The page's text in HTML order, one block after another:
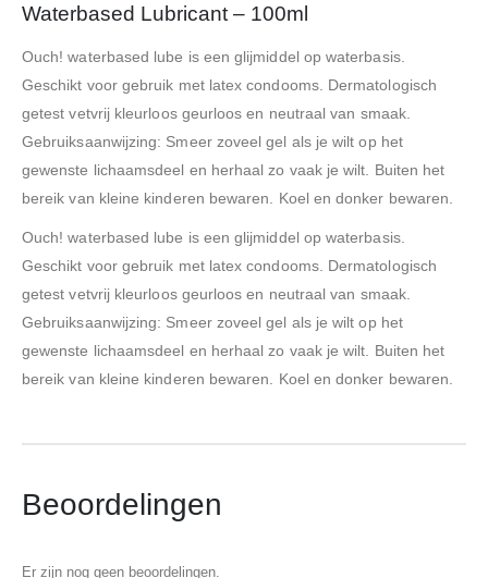
Waterbased Lubricant – 100ml
Ouch! waterbased lube is een glijmiddel op waterbasis.
Geschikt voor gebruik met latex condooms. Dermatologisch
getest vetvrij kleurloos geurloos en neutraal van smaak.
Gebruiksaanwijzing: Smeer zoveel gel als je wilt op het
gewenste lichaamsdeel en herhaal zo vaak je wilt. Buiten het
bereik van kleine kinderen bewaren. Koel en donker bewaren.
Ouch! waterbased lube is een glijmiddel op waterbasis.
Geschikt voor gebruik met latex condooms. Dermatologisch
getest vetvrij kleurloos geurloos en neutraal van smaak.
Gebruiksaanwijzing: Smeer zoveel gel als je wilt op het
gewenste lichaamsdeel en herhaal zo vaak je wilt. Buiten het
bereik van kleine kinderen bewaren. Koel en donker bewaren.
Beoordelingen
Er zijn nog geen beoordelingen.